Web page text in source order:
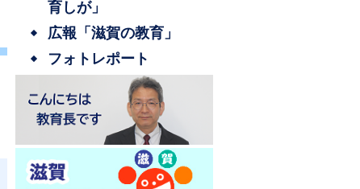
育しが」
広報「滋賀の教育」
フォトレポート